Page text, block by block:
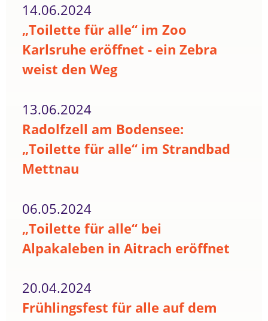
14.06.2024
„Toilette für alle“ im Zoo
Karlsruhe eröffnet - ein Zebra
weist den Weg
13.06.2024
Radolfzell am Bodensee:
„Toilette für alle“ im Strandbad
Mettnau
06.05.2024
„Toilette für alle“ bei
Alpakaleben in Aitrach eröffnet
20.04.2024
Frühlingsfest für alle auf dem